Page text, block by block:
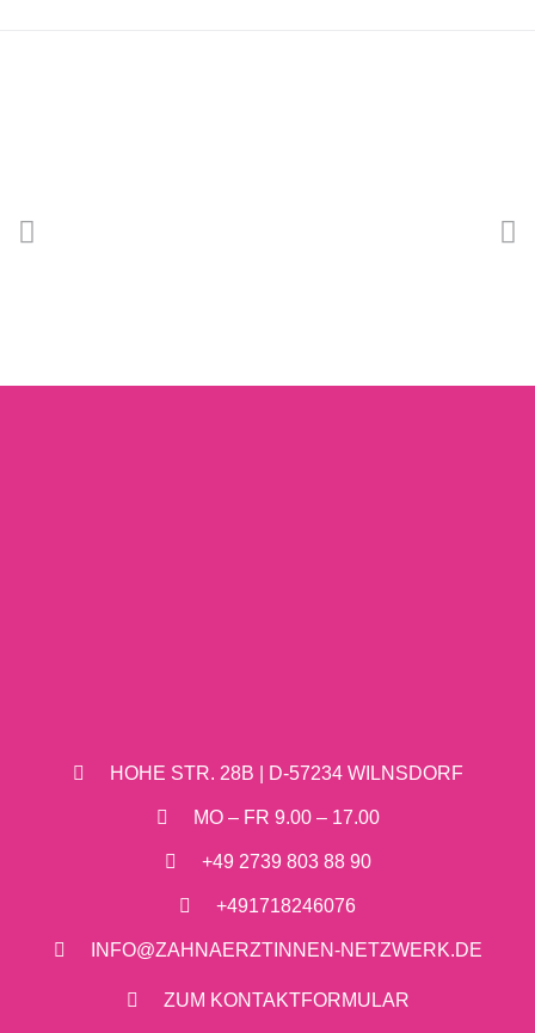
HOHE STR. 28B | D-57234 WILNSDORF
MO – FR 9.00 – 17.00
+49 2739 803 88 90
+491718246076
INFO@ZAHNAERZTINNEN-NETZWERK.DE
ZUM KONTAKTFORMULAR